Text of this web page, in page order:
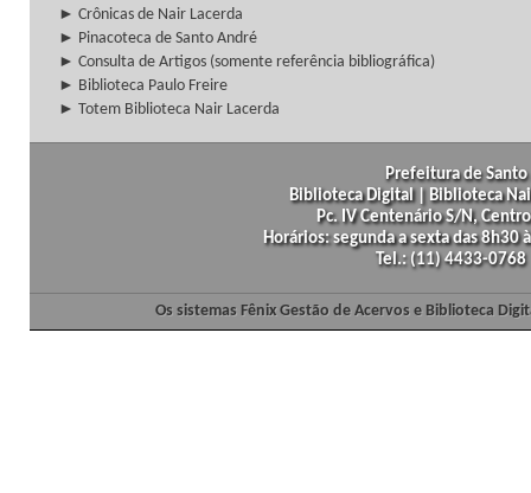
► Crônicas de Nair Lacerda
► Pinacoteca de Santo André
► Consulta de Artigos (somente referência bibliográfica)
► Biblioteca Paulo Freire
► Totem Biblioteca Nair Lacerda
Prefeitura de
Biblioteca Digital | Biblioteca
Pc. IV Centenário S/N,
Horários: segunda a sexta das
Tel.: (11) 4433-
Os sistemas Fênix Gestão de Acervos e Biblioteca